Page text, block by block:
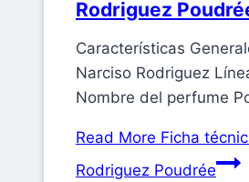
Rodriguez
Características
Narciso Rodriguez
Nombre del perfume
Read More Ficha
Rodriguez Poudrée